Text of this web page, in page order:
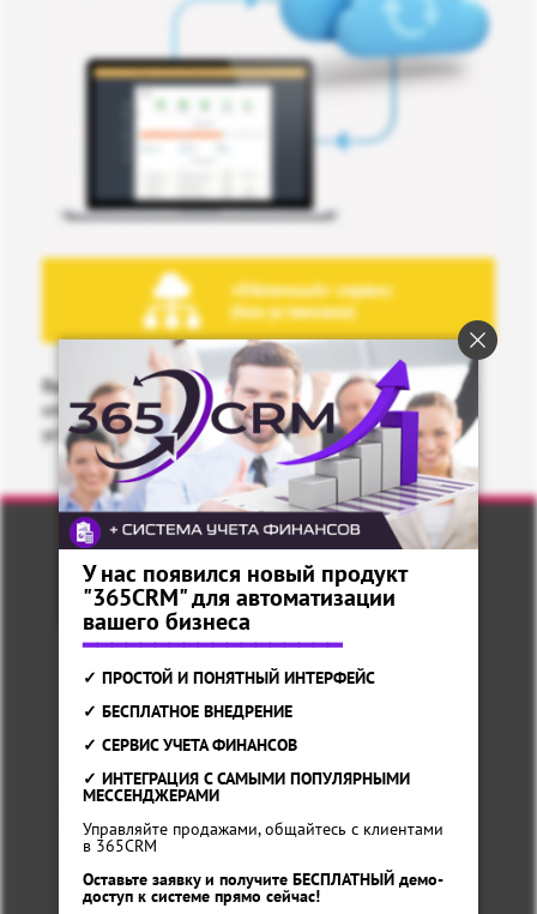
«Облачный» сервис
(без установки)
Вы можете использовать веб-версию приложения
оператора, которая работает в браузере без
установки программы на компьютер.
У нас появился новый продукт
"365CRM" для автоматизации
вашего бизнеса
━━━━━━━━━━━━━━━━━━
✓ ПРОСТОЙ И ПОНЯТНЫЙ ИНТЕРФЕЙС
✓ БЕСПЛАТНОЕ ВНЕДРЕНИЕ
✓ СЕРВИС УЧЕТА ФИНАНСОВ
✓ ИНТЕГРАЦИЯ С САМЫМИ ПОПУЛЯРНЫМИ
МЕССЕНДЖЕРАМИ
Управляйте продажами, общайтесь с клиентами
в 365CRM
Оставьте заявку и получите БЕСПЛАТНЫЙ демо-
доступ к системе прямо сейчас!